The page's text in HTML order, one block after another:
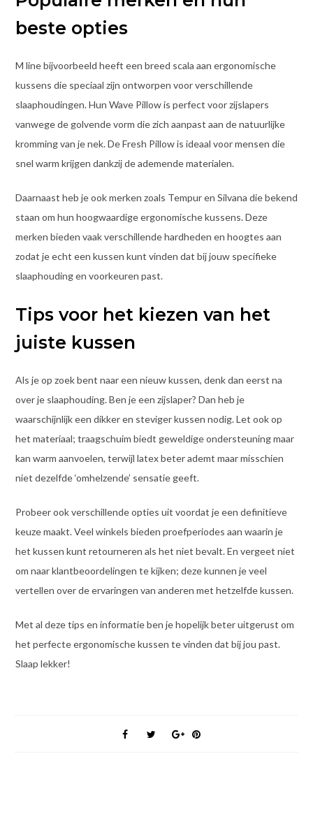
beste opties
M line bijvoorbeeld heeft een breed scala aan ergonomische
kussens die speciaal zijn ontworpen voor verschillende
slaaphoudingen. Hun Wave Pillow is perfect voor zijslapers
vanwege de golvende vorm die zich aanpast aan de natuurlijke
kromming van je nek. De Fresh Pillow is ideaal voor mensen die
snel warm krijgen dankzij de ademende materialen.
Daarnaast heb je ook merken zoals Tempur en Silvana die bekend
staan om hun hoogwaardige ergonomische kussens. Deze
merken bieden vaak verschillende hardheden en hoogtes aan
zodat je echt een kussen kunt vinden dat bij jouw specifieke
slaaphouding en voorkeuren past.
Tips voor het kiezen van het
juiste kussen
Als je op zoek bent naar een nieuw kussen, denk dan eerst na
over je slaaphouding. Ben je een zijslaper? Dan heb je
waarschijnlijk een dikker en steviger kussen nodig. Let ook op
het materiaal; traagschuim biedt geweldige ondersteuning maar
kan warm aanvoelen, terwijl latex beter ademt maar misschien
niet dezelfde ‘omhelzende’ sensatie geeft.
Probeer ook verschillende opties uit voordat je een definitieve
keuze maakt. Veel winkels bieden proefperiodes aan waarin je
het kussen kunt retourneren als het niet bevalt. En vergeet niet
om naar klantbeoordelingen te kijken; deze kunnen je veel
vertellen over de ervaringen van anderen met hetzelfde kussen.
Met al deze tips en informatie ben je hopelijk beter uitgerust om
het perfecte ergonomische kussen te vinden dat bij jou past.
Slaap lekker!